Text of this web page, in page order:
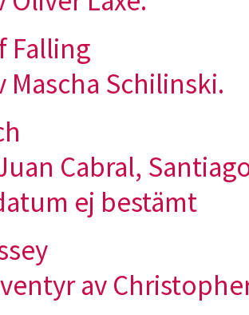
Falling
Mascha Schilinski.
Cabral,
ej bestämt
av